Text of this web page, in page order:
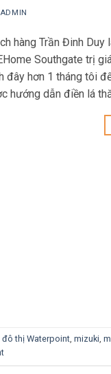
ADMIN
hàng Trần Đinh
Southgate trị
đây hơn 1 tháng tôi
hướng dẫn điền lá
đô thị Waterpoint, mizuki,